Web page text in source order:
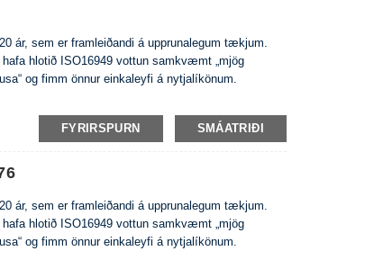
ár, sem er framleiðandi á upprunalegum tækjum.
hlotið ISO16949 vottun samkvæmt „mjög
og fimm önnur einkaleyfi á nytjalíkönum.
FYRIRSPURN SMÁATRIÐI
ár, sem er framleiðandi á upprunalegum tækjum.
hlotið ISO16949 vottun samkvæmt „mjög
og fimm önnur einkaleyfi á nytjalíkönum.